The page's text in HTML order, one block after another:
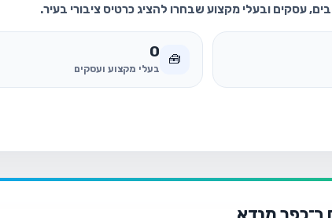
עסקים ובעלי מקצוע שבחרו להציג כרטיס ציבורי בעיר.
🧰
0
בעלי מקצוע ועסקים